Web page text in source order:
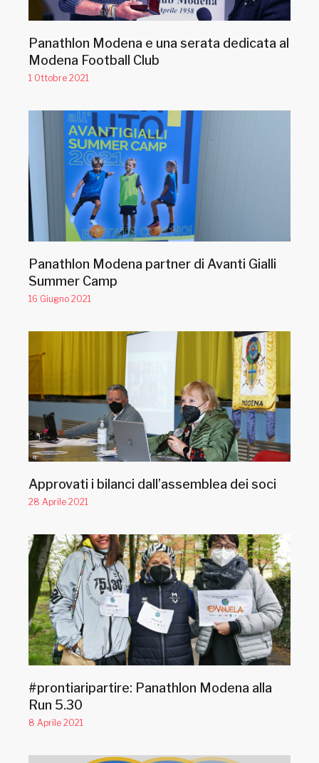
Panathlon Modena e una serata dedicata al
Modena Football Club
1 Ottobre 2021
Panathlon Modena partner di Avanti Gialli
Summer Camp
16 Giugno 2021
Approvati i bilanci dall’assemblea dei soci
28 Aprile 2021
#prontiaripartire: Panathlon Modena alla
Run 5.30
8 Aprile 2021